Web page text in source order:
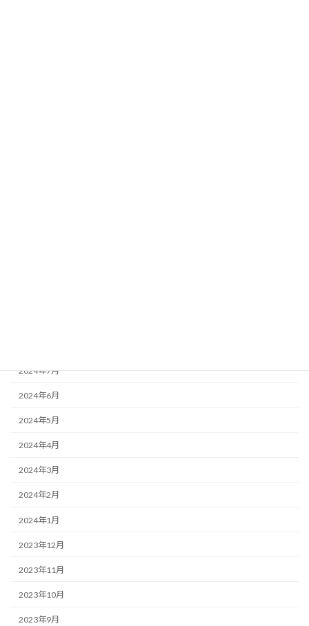
2024年7月
2024年6月
2024年5月
2024年4月
2024年3月
2024年2月
2024年1月
2023年12月
2023年11月
2023年10月
2023年9月